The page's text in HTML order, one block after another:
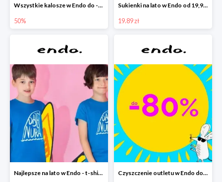
Wszystkie kalosze w Endo do -50%
50%
Sukienki na lato w Endo od 19,90 zł
19.89 zł
Najlepsze na lato w Endo - t-shirty od 9,90 zł i krótkie spodenki od 19,90 zł Czyszczenie outletu w Endo do -80%